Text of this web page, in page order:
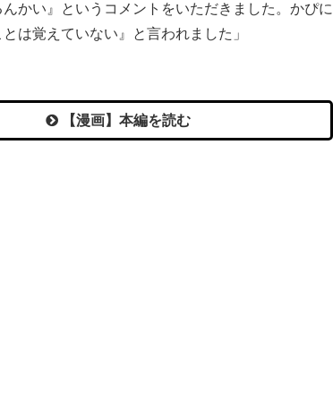
かい』というコメントをいただきました。かぴ
は覚えていない』と言われました」
【漫画】本編を読む